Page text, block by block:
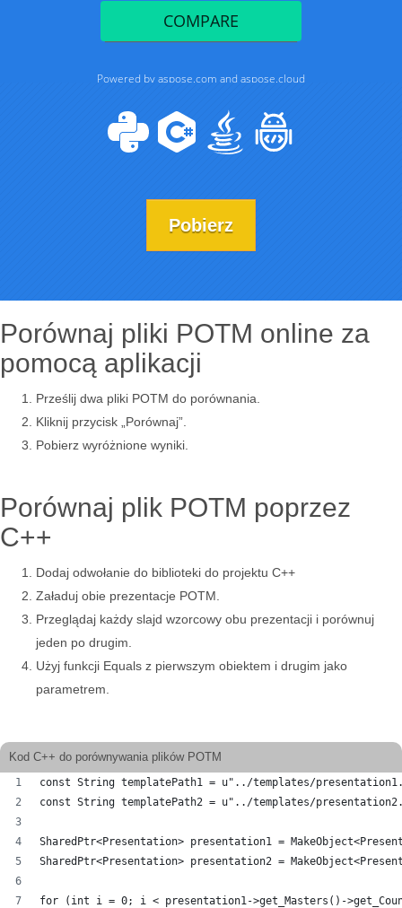
Pobierz
Porównaj pliki POTM online za
pomocą aplikacji
Prześlij dwa pliki POTM do porównania.
Kliknij przycisk „Porównaj”.
Pobierz wyróżnione wyniki.
Porównaj plik POTM poprzez
C++
Dodaj odwołanie do biblioteki do projektu C++
Załaduj obie prezentacje POTM.
Przeglądaj każdy slajd wzorcowy obu prezentacji i porównuj
jeden po drugim.
Użyj funkcji Equals z pierwszym obiektem i drugim jako
parametrem.
Kod C++ do porównywania plików POTM
const String templatePath1 = u"../templates/
const String templatePath2 = u"../templates/
SharedPtr<Presentation> presentation1 =
SharedPtr<Presentation> presentation2 =
for (int i = 0; i < presentation1->get_Masters()-